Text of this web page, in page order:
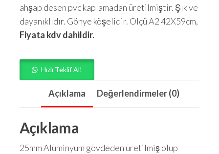
ahşap desen pvc kaplamadan üretilmiştir. Şık ve
dayanıklıdır. Gönye köşelidir. Ölçü A2 42X59cm,
Fiyata kdv dahildir.
Hızlı Teklif Al!
Açıklama Değerlendirmeler (0)
Açıklama
25mm Alüminyum gövdeden üretilmiş olup